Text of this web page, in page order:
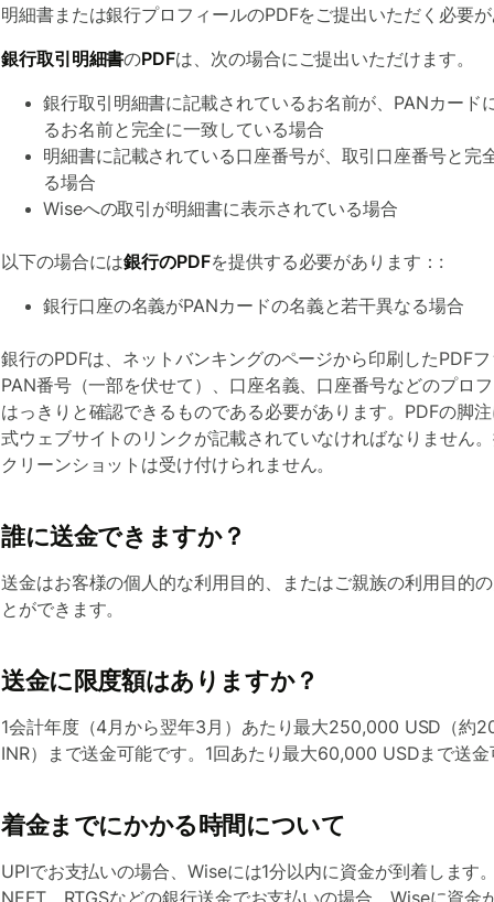
明細書または銀行プロフィールのPDFをご提出いただく必要が
銀行取引明細書のPDFは、次の場合にご提出いただけます。
銀行取引明細書に記載されているお名前が、PANカード
るお名前と完全に一致している場合
明細書に記載されている口座番号が、取引口座番号と完
る場合
Wiseへの取引が明細書に表示されている場合
以下の場合には銀行のPDFを提供する必要があります：:
銀行口座の名義がPANカードの名義と若干異なる場合
銀行のPDFは、ネットバンキングのページから印刷したPDFフ
PAN番号（一部を伏せて）、口座名義、口座番号などのプロ
はっきりと確認できるものである必要があります。PDFの脚
式ウェブサイトのリンクが記載されていなければなりません
クリーンショットは受け付けられません。
誰に送金できますか？
送金はお客様の個人的な利用目的、またはご親族の利用目的
とができます。
送金に限度額はありますか？
1会計年度（4月から翌年3月）あたり最大250,000 USD（約
INR）まで送金可能です。1回あたり最大60,000 USDまで送金
着金までにかかる時間について
UPIでお支払いの場合、Wiseには1分以内に資金が到着します。
NEFT、RTGSなどの銀行送金でお支払いの場合、Wiseに資金